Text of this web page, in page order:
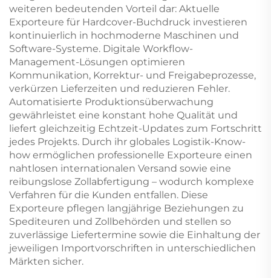
weiteren bedeutenden Vorteil dar: Aktuelle
Exporteure für Hardcover-Buchdruck investieren
kontinuierlich in hochmoderne Maschinen und
Software-Systeme. Digitale Workflow-
Management-Lösungen optimieren
Kommunikation, Korrektur- und Freigabeprozesse,
verkürzen Lieferzeiten und reduzieren Fehler.
Automatisierte Produktionsüberwachung
gewährleistet eine konstant hohe Qualität und
liefert gleichzeitig Echtzeit-Updates zum Fortschritt
jedes Projekts. Durch ihr globales Logistik-Know-
how ermöglichen professionelle Exporteure einen
nahtlosen internationalen Versand sowie eine
reibungslose Zollabfertigung – wodurch komplexe
Verfahren für die Kunden entfallen. Diese
Exporteure pflegen langjährige Beziehungen zu
Spediteuren und Zollbehörden und stellen so
zuverlässige Liefertermine sowie die Einhaltung der
jeweiligen Importvorschriften in unterschiedlichen
Märkten sicher.